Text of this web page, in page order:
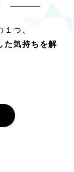
つ、
た気持ちを解